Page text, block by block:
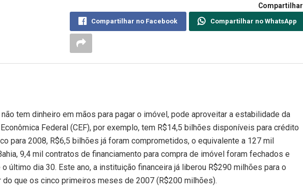
Compartilhar
Compartilhar no Facebook Compartilhar no WhatsApp
tem dinheiro em mãos para pagar o imóvel, pode aproveitar a estabilidade da
Federal (CEF), por exemplo, tem R$14,5 bilhões disponíveis para crédito
para 2008, R$6,5 bilhões já foram comprometidos, o equivalente a 127 mil
9,4 mil contratos de financiamento para compra de imóvel foram fechados e
último dia 30. Este ano, a instituição financeira já liberou R$290 milhões para o
que os cinco primeiros meses de 2007 (R$200 milhões).